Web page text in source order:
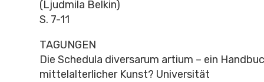
(Ljudmila Belkin)
S. 7-11
TAGUNGEN
Die Schedula diversarum artium – ein
mittelalterlicher Kunst? Universität